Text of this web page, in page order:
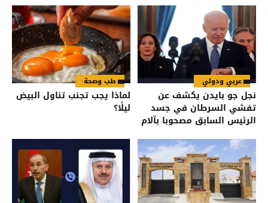
عربي ودولي
نجل جو بايدن يكشف عن
تفشي السرطان في جسد
الرئيس السابق مصحوبا بآلام
طب وصحة
لماذا يجب تجنب تناول البيض
ليلًا؟